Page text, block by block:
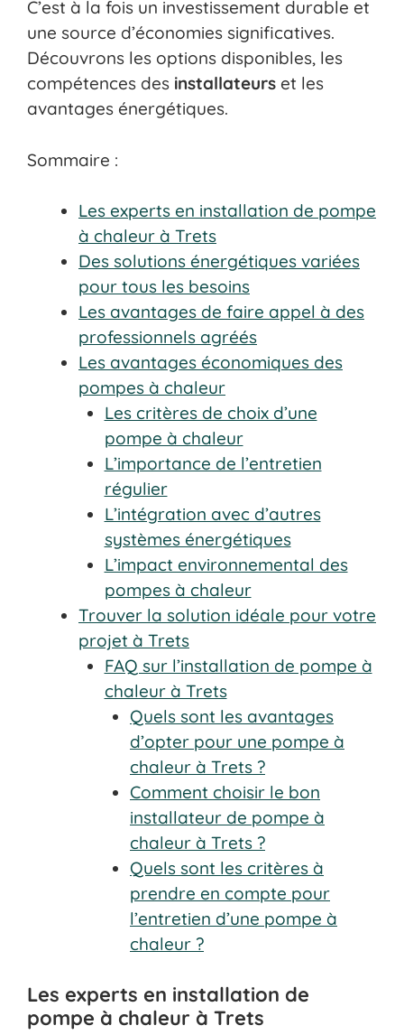
C’est à la fois un investissement durable et
une source d’économies significatives.
Découvrons les options disponibles, les
compétences des installateurs et les
avantages énergétiques.
Sommaire :
Les experts en installation de pompe
à chaleur à Trets
Des solutions énergétiques variées
pour tous les besoins
Les avantages de faire appel à des
professionnels agréés
Les avantages économiques des
pompes à chaleur
Les critères de choix d’une
pompe à chaleur
L’importance de l’entretien
régulier
L’intégration avec d’autres
systèmes énergétiques
L’impact environnemental des
pompes à chaleur
Trouver la solution idéale pour votre
projet à Trets
FAQ sur l’installation de pompe à
chaleur à Trets
Quels sont les avantages
d’opter pour une pompe à
chaleur à Trets ?
Comment choisir le bon
installateur de pompe à
chaleur à Trets ?
Quels sont les critères à
prendre en compte pour
l’entretien d’une pompe à
chaleur ?
Les experts en installation de
pompe à chaleur à Trets